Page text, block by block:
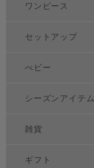
ワンピース
セットアップ
べビー
シーズンアイテム
雑貨
ギフト